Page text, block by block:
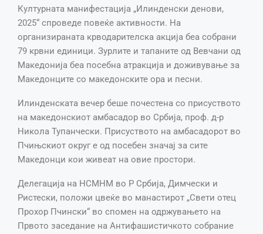
Културната манифестација „Илинденски денови,
2025“ спроведе повеќе активности. На
организираната крводарителска акција беа собрани
79 крвни единици. Зурлите и тапаните од Вевчани од
Македонија беа посебна атракција и доживување за
Македонците со македонските ора и песни.
Илинденската вечер беше почестена со присуството
на македонскиот амбасадор во Србија, проф. д-р
Никола Тупанчески. Присуството на амбасадорот во
Пчињскиот округ е од посебен значај за сите
Македонци кои живеат на овие простори.
Делегација на НСМНМ во Р Србија, Димчески и
Ристески, положи цвеќе во манастирот „Свети отец
Прохор Пчински“ во спомен на одржувањето на
Првото заседание на Антифашистичкото собрание